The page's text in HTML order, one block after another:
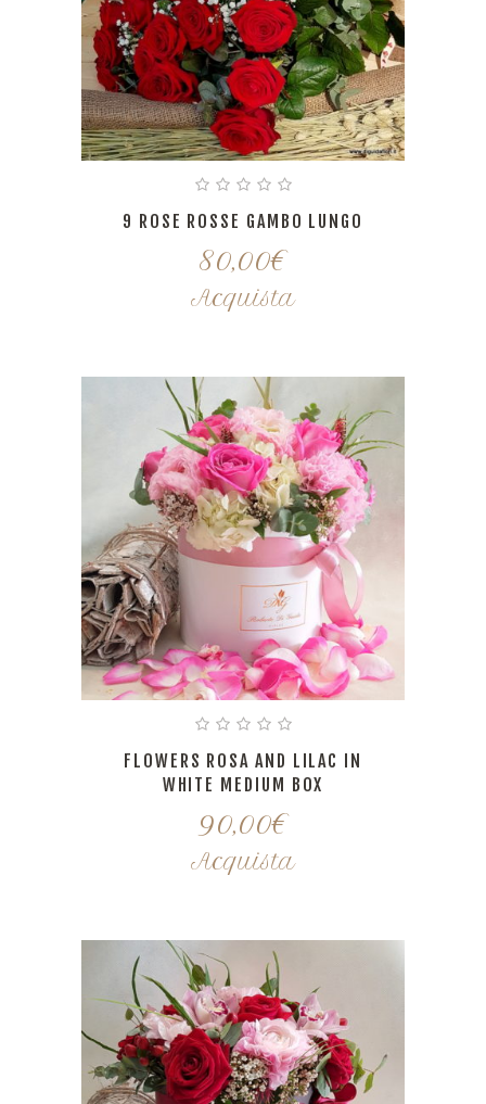
9 ROSE ROSSE GAMBO LUNGO
80,00€
Acquista
FLOWERS ROSA AND LILAC IN
WHITE MEDIUM BOX
90,00€
Acquista